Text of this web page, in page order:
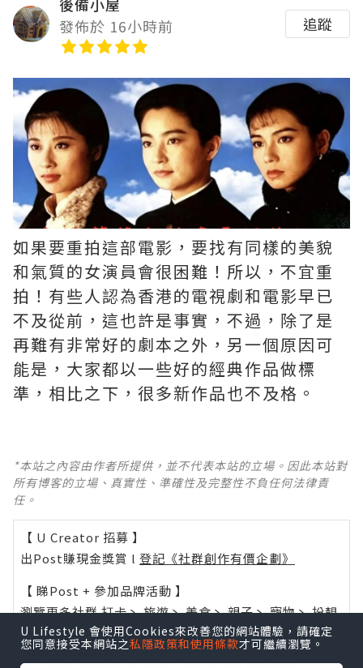
發佈於 16小時前
追蹤
如果要重拍這部電影，要找有同樣的美貌
和氣質的女演員會很困難！所以，不宜重
拍！有些人認為香港的電視劇和電影早已
不及從前，這也許是事實，不過，除了是
再難有非常好的劇本之外，另一個原因可
能是，大家都以一些好的經典作品做標
準，相比之下，很多新作品也不及格。 ​​​
*本站之內容由作者所提供，並不代表本站的立場。因此本站對
所有博客的立場、真實性、準確性及完整性不負任何法律責
任。
【 U Creator 招募 】
出Post賺現金獎賞 l 登記《社群創作有價企劃》
【 睇Post + 參加品牌活動 】
瀏覽更多社群打卡丶旅遊丶美食丶親子丶寵物丶扮靚
攻略及活動情報
U Lifestyle 會使用Cookies來改善您的網站體驗，請確定
您同意接受本網站之私隱政策和使用條款才可繼續瀏覽。